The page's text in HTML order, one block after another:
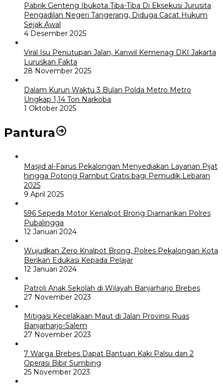
Pabrik Genteng Ibukota Tiba-Tiba Di Eksekusi Jurusita
Pengadilan Negeri Tangerang, Diduga Cacat Hukum
Sejak Awal
4 Desember 2025
Viral Isu Penutupan Jalan, Kanwil Kemenag DKI Jakarta
Luruskan Fakta
28 November 2025
Dalam Kurun Waktu 3 Bulan Polda Metro Metro
Ungkap 1,14 Ton Narkoba
1 Oktober 2025
Pantura
Masjid al-Fairus Pekalongan Menyediakan Layanan Pijat
hingga Potong Rambut Gratis bagi Pemudik Lebaran
2025
9 April 2025
596 Sepeda Motor Kenalpot Brong Diamankan Polres
Pubalingga
12 Januari 2024
Wujudkan Zero Knalpot Brong, Polres Pekalongan Kota
Berikan Edukasi Kepada Pelajar
12 Januari 2024
Patroli Anak Sekolah di Wilayah Banjarharjo Brebes
27 November 2023
Mitigasi Kecelakaan Maut di Jalan Provinsi Ruas
Banjarharjo-Salem
27 November 2023
7 Warga Brebes Dapat Bantuan Kaki Palsu dan 2
Operasi Bibir Sumbing
25 November 2023